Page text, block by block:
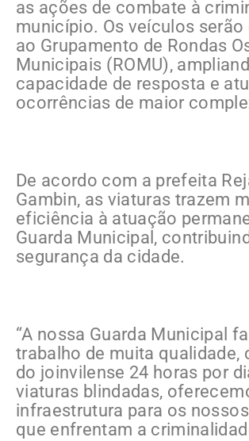
as ações de combate à
município. Os veículos
ao Grupamento de Rondas
Municipais (ROMU),
capacidade de resposta e
ocorrências de maior
De acordo com a prefeita
Gambin, as viaturas trazem
eficiência à atuação
Guarda Municipal,
segurança da cidade.
“A nossa Guarda Municipal
trabalho de muita qualidade,
do joinvilense 24 horas por
viaturas blindadas,
infraestrutura para os
que enfrentam a